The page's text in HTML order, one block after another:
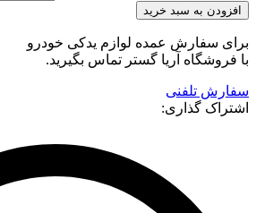
سبد خرید
عمده لوازم یدکی خودرو
آریا گستر تماس بگیرید.